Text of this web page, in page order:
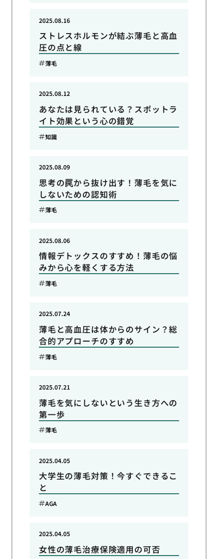
ストレスホルモンが結ぶ薄毛と高血
圧の点と線
2025.08.16
薄毛
あなたは見られている？スポットラ
イト効果という心の錯覚
2025.08.12
知識
思考の罠から抜け出す！薄毛を気に
しないための認知術
2025.08.09
薄毛
情報デトックスのすすめ！薄毛の悩
みから心を軽くする方法
2025.08.06
薄毛
薄毛と高血圧は体からのサイン？総
合的アプローチのすすめ
2025.07.24
薄毛
薄毛を気にしないという生き方への
第一歩
2025.07.21
薄毛
大学生の薄毛対策！今すぐできるこ
と
2025.04.05
AGA
女性の薄毛治療保険適用の可否
2025.04.05